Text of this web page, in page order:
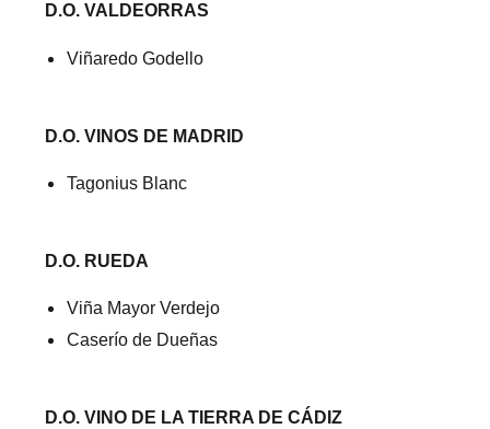
D.O. VALDEORRAS
Viñaredo Godello
D.O. VINOS DE MADRID
Tagonius Blanc
D.O. RUEDA
Viña Mayor Verdejo
Caserío de Dueñas
D.O. VINO DE LA TIERRA DE CÁDIZ